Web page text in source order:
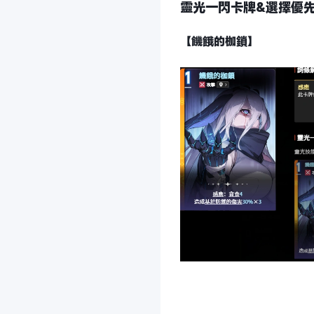
靈光一閃卡牌&選擇優
【饑餓的枷鎖】